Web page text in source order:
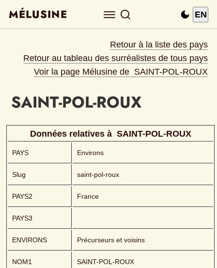
MÉLUSINE EN
Retour à la liste des pays
Retour au tableau des surréalistes de tous pays
Voir la page Mélusine de SAINT-POL-ROUX
SAINT-POL-ROUX
Données relatives à SAINT-POL-ROUX
PAYS Environs
Slug saint-pol-roux
PAYS2 France
PAYS3
ENVIRONS Précurseurs et voisins
NOM1 SAINT-POL-ROUX